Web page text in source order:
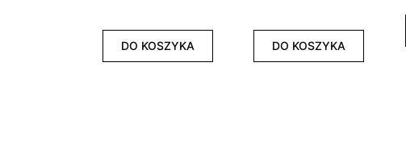
DO KOSZYKA DO KOSZYKA